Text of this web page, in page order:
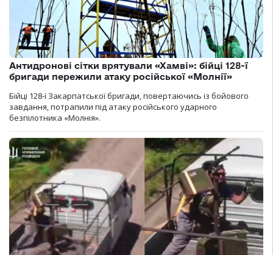
Антидронові сітки врятували «Хамві»: бійці 128-ї
бригади пережили атаку російської «Молнії»
Бійці 128-ї Закарпатської бригади, повертаючись із бойового
завдання, потрапили під атаку російського ударного
безпілотника «Молнія».